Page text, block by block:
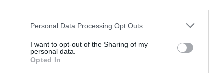
Personal Data Processing Opt Outs
I want to opt-out of the Sharing of my
personal data.
Opted In
1
Jordania. Ceny jednodniowych
hotelowe nad Morzem Martwym.
Kompleksowy i analityczny przewodnik
po cenach jednodniowych wejściówek
do resortów oraz szczegółowe